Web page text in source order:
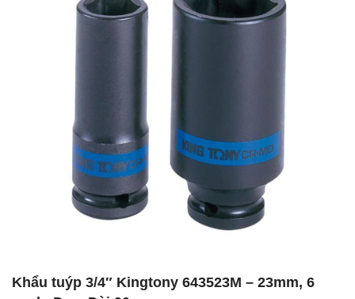
Khẩu tuýp 3/4″ Kingtony 643523M – 23mm, 6